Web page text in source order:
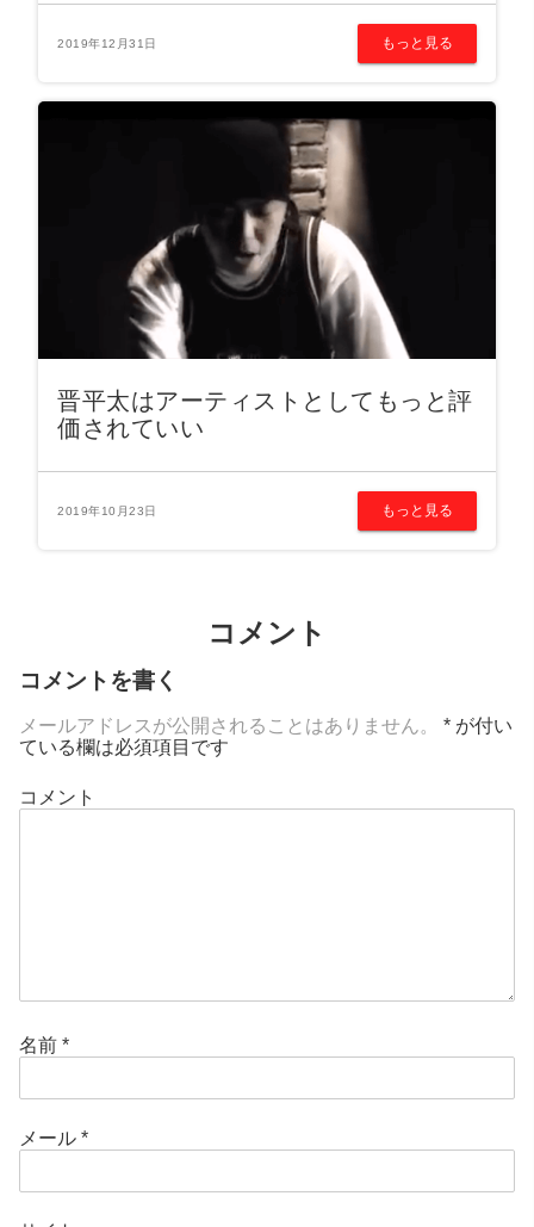
2019年12月31日 もっと見る
晋平太はアーティストとしてもっと評
価されていい
2019年10月23日 もっと見る
コメント
コメントを書く
メールアドレスが公開されることはありません。 * が付い
ている欄は必須項目です
コメント
名前 *
メール *